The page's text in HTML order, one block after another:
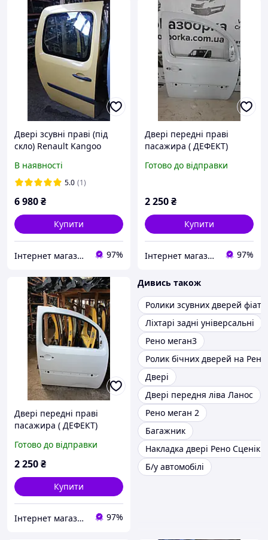
Двері зсувні праві (під
скло) Renault Kangoo
В наявності
5.0 (1)
6 980₴
Купити
Інтернет магазин "Автозапчастини" 97%
Двері передні праві
пасажира ( ДЕФЕКТ)
Готово до відправки
2 250₴
Купити
Інтернет магазин "Автозапчастини" 97%
Двері передні праві
пасажира ( ДЕФЕКТ)
Готово до відправки
2 250₴
Купити
Інтернет магазин "Автозапчастини" 97%
Дивись також
Ролики зсувних дверей фіат
Ліхтарі задні універсальні
Рено меган3
Ролик бічних дверей на Рено
Двері
Двері передня ліва Ланос
Рено меган 2
Багажник
Накладка двері Рено Сценік 3
Б/у автомобілі